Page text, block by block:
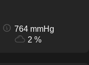
764 mmHg
2 %